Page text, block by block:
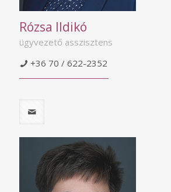
Rózsa Ildikó
ügyvezető asszisztens
+36 70 / 622-2352